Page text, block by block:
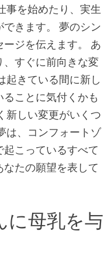
事を始めたり、実生
きます。 夢のシン
ジを伝えます。 あ
すぐに前向きな変
起きている間に新し
ことに気付くかも
新しい変更がいくつ
は、コンフォートゾ
こっているすべて
たの願望を表して
に母乳を与